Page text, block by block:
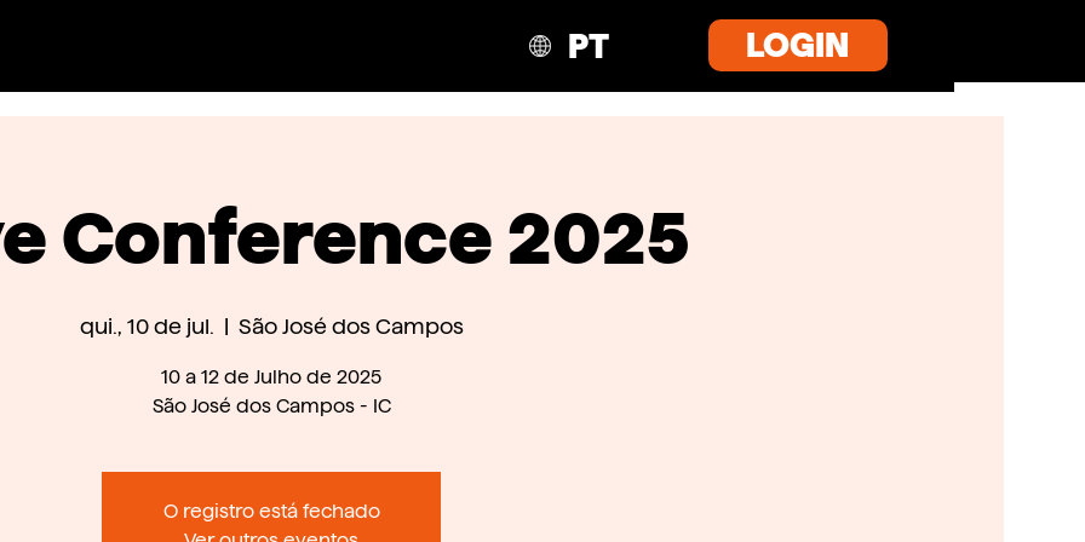
PT LOGIN
Conference 2025
qui., 10 de jul.
  |
São José dos Campos
10 a 12 de Julho de 2025
São José dos Campos - IC
O registro está fechado